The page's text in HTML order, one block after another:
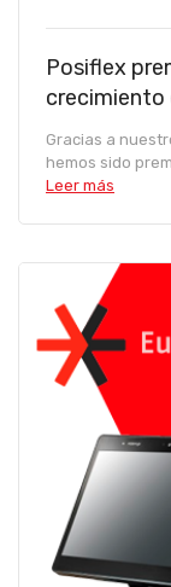
Posiflex
crecimiento
Gracias a
hemos sido
Leer más